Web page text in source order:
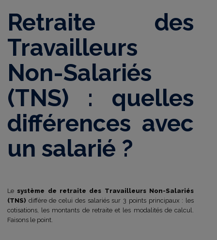
Retraite des
Travailleurs
Non-Salariés
(TNS) : quelles
différences avec
un salarié ?
Le système de retraite des Travailleurs Non-Salariés
(TNS) diffère de celui des salariés sur 3 points principaux : les
cotisations, les montants de retraite et les modalités de calcul.
Faisons le point.